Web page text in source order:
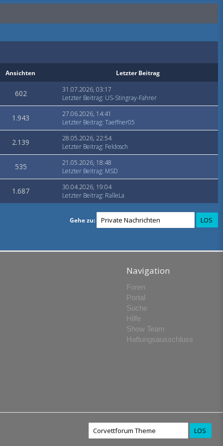
Ansichten Letzter Beitrag
602
31.07.2026, 03:17
Letzter Beitrag: US-Stingray-Fahrer
1.943
27.06.2026, 14:41
Letzter Beitrag: Taeffner05
2.139
28.05.2026, 22:54
Letzter Beitrag: Feldosch
535
21.05.2026, 18:48
Letzter Beitrag: MSD
1.687
30.04.2026, 19:04
Letzter Beitrag: RalleLa
Gehe zu:
Navigation
Foren
Portal
Suche
Hilfe
Show Team
Haftungsausschluss